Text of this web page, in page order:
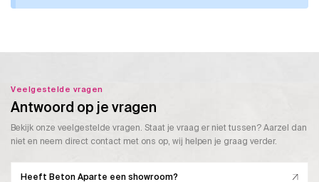
Veelgestelde vragen
Antwoord op je vragen
Bekijk onze veelgestelde vragen. Staat je vraag er niet tussen? Aarzel dan
niet en neem direct contact met ons op, wij helpen je graag verder.
Heeft Beton Aparte een showroom?